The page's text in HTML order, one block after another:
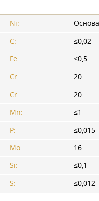
Ni:
Основа
C:
≤0,02
Fe:
≤0,5
Cr:
20
Cr:
20
Mn:
≤1
P:
≤0,015
Mo:
16
Si:
≤0,1
S:
≤0,012